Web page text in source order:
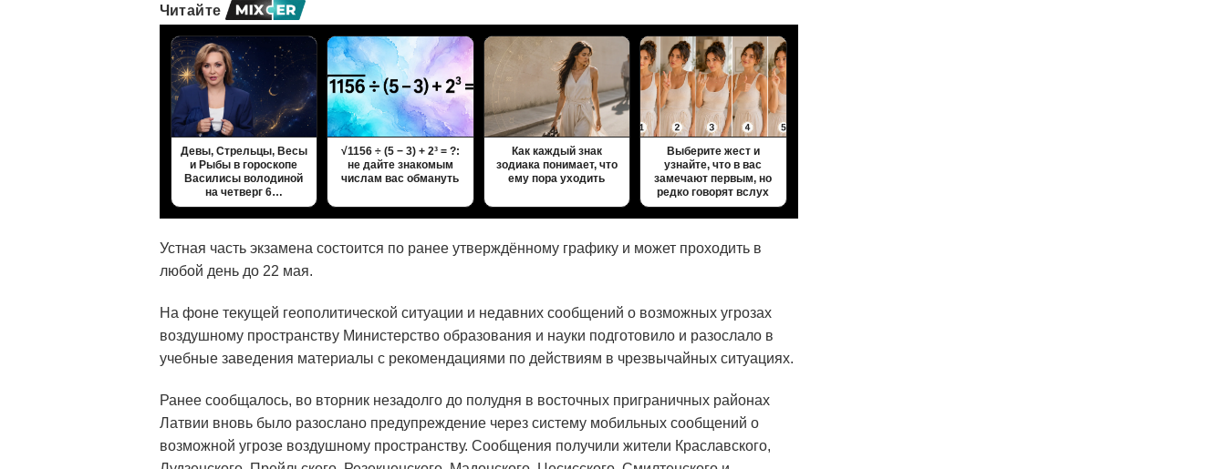
Читайте
Девы, Стрельцы, Весы
и Рыбы в гороскопе
Василисы володиной
на четверг 6…
√1156 ÷ (5 − 3) + 2³ = ?:
не дайте знакомым
числам вас обмануть
Как каждый знак
зодиака понимает, что
ему пора уходить
Выберите жест и
узнайте, что в вас
замечают первым, но
редко говорят вслух
Устная часть экзамена состоится по ранее утверждённому графику и может проходить в
любой день до 22 мая.
На фоне текущей геополитической ситуации и недавних сообщений о возможных угрозах
воздушному пространству Министерство образования и науки подготовило и разослало в
учебные заведения материалы с рекомендациями по действиям в чрезвычайных ситуациях.
Ранее сообщалось, во вторник незадолго до полудня в восточных приграничных районах
Латвии вновь было разослано предупреждение через систему мобильных сообщений о
возможной угрозе воздушному пространству. Сообщения получили жители Краславского,